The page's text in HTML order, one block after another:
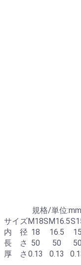
規格/単位:mm
サイズM18SM16.5
内 径 18 16.5 15
長 さ 50 50 50
厚 さ 0.13 0.13